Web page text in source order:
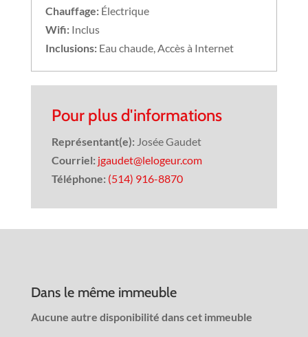
Chauffage:Électrique
Wifi:Inclus
Inclusions:Eau chaude, Accès à Internet
Pour plus d'informations
Représentant(e): Josée Gaudet
Courriel: jgaudet@lelogeur.com
Téléphone: (514) 916-8870
Dans le même immeuble
Aucune autre disponibilité dans cet immeuble